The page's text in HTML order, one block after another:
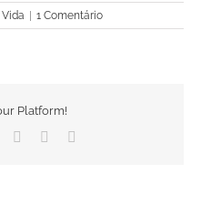
| 1 Comentário
Platform!
Google+Pinterest